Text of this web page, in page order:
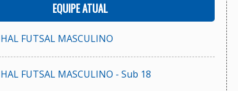
EQUIPE ATUAL
FUTSAL MASCULINO
FUTSAL MASCULINO - Sub 18